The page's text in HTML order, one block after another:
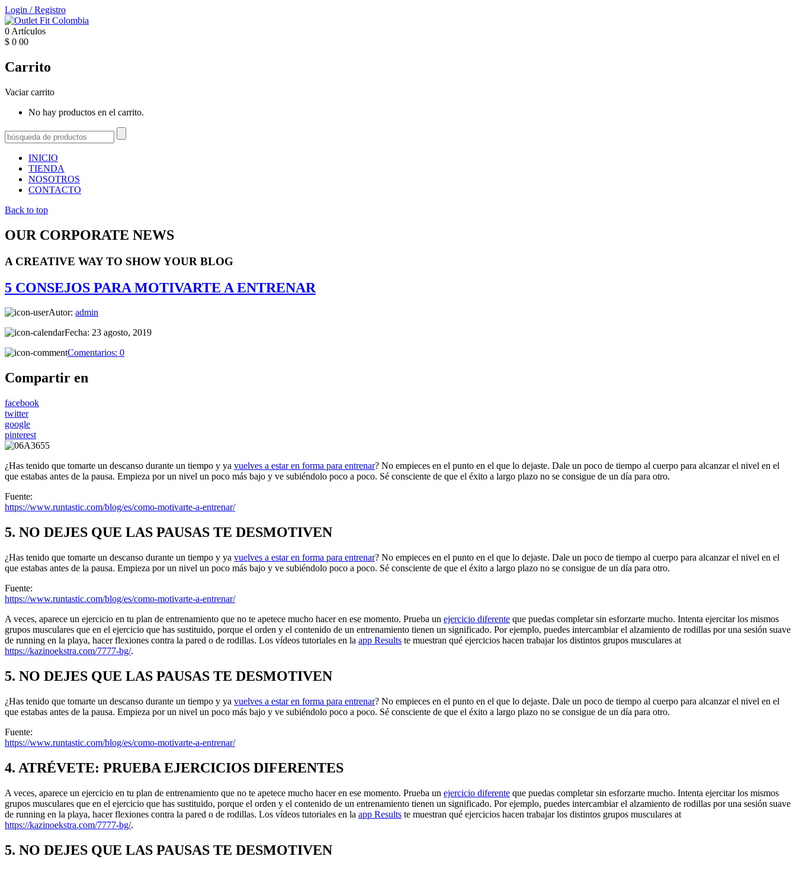
Login /Registro
0 Artículos
$ 0 00
Carrito
Vaciar carrito
No hay productos en el carrito.
INICIO
TIENDA
NOSOTROS
CONTACTO
Back to top
OUR CORPORATE NEWS
A CREATIVE WAY TO SHOW YOUR BLOG
5 CONSEJOS PARA MOTIVARTE A ENTRENAR
Autor: admin
Fecha: 23 agosto, 2019
Comentarios: 0
Compartir en
facebook
twitter
google
pinterest
¿Has tenido que tomarte un descanso durante un tiempo y ya vuelves a estar en forma para entrenar? No empieces en el punto en el que lo dejaste. Dale un poco de tiempo al cuerpo para alcanzar el nivel en el
que estabas antes de la pausa. Empieza por un nivel un poco más bajo y ve subiéndolo poco a poco. Sé consciente de que el éxito a largo plazo no se consigue de un día para otro.
Fuente:
https://www.runtastic.com/blog/es/como-motivarte-a-entrenar/
5. NO DEJES QUE LAS PAUSAS TE DESMOTIVEN
¿Has tenido que tomarte un descanso durante un tiempo y ya vuelves a estar en forma para entrenar? No empieces en el punto en el que lo dejaste. Dale un poco de tiempo al cuerpo para alcanzar el nivel en el
que estabas antes de la pausa. Empieza por un nivel un poco más bajo y ve subiéndolo poco a poco. Sé consciente de que el éxito a largo plazo no se consigue de un día para otro.
Fuente:
https://www.runtastic.com/blog/es/como-motivarte-a-entrenar/
A veces, aparece un ejercicio en tu plan de entrenamiento que no te apetece mucho hacer en ese momento. Prueba un ejercicio diferente que puedas completar sin esforzarte mucho. Intenta ejercitar los mismos
grupos musculares que en el ejercicio que has sustituido, porque el orden y el contenido de un entrenamiento tienen un significado. Por ejemplo, puedes intercambiar el alzamiento de rodillas por una sesión suave
de running en la playa, hacer flexiones contra la pared o de rodillas. Los vídeos tutoriales en la app Results te muestran qué ejercicios hacen trabajar los distintos grupos musculares at
https://kazinoekstra.com/7777-bg/.
5. NO DEJES QUE LAS PAUSAS TE DESMOTIVEN
¿Has tenido que tomarte un descanso durante un tiempo y ya vuelves a estar en forma para entrenar? No empieces en el punto en el que lo dejaste. Dale un poco de tiempo al cuerpo para alcanzar el nivel en el
que estabas antes de la pausa. Empieza por un nivel un poco más bajo y ve subiéndolo poco a poco. Sé consciente de que el éxito a largo plazo no se consigue de un día para otro.
Fuente:
https://www.runtastic.com/blog/es/como-motivarte-a-entrenar/
4. ATRÉVETE: PRUEBA EJERCICIOS DIFERENTES
A veces, aparece un ejercicio en tu plan de entrenamiento que no te apetece mucho hacer en ese momento. Prueba un ejercicio diferente que puedas completar sin esforzarte mucho. Intenta ejercitar los mismos
grupos musculares que en el ejercicio que has sustituido, porque el orden y el contenido de un entrenamiento tienen un significado. Por ejemplo, puedes intercambiar el alzamiento de rodillas por una sesión suave
de running en la playa, hacer flexiones contra la pared o de rodillas. Los vídeos tutoriales en la app Results te muestran qué ejercicios hacen trabajar los distintos grupos musculares at
https://kazinoekstra.com/7777-bg/.
5. NO DEJES QUE LAS PAUSAS TE DESMOTIVEN